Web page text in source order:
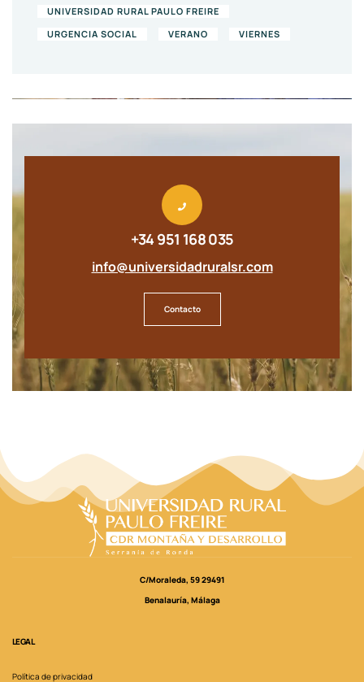
UNIVERSIDAD RURAL PAULO FREIRE
URGENCIA SOCIAL
VERANO VIERNES
+34 951 168 035
info@universidadruralsr.com
Contacto
C/Moraleda, 59 29491
Benalauría, Málaga
LEGAL
Política de privacidad